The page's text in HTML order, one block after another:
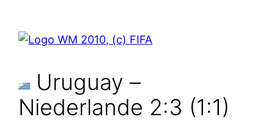
Uruguay –
Niederlande 2:3 (1:1)